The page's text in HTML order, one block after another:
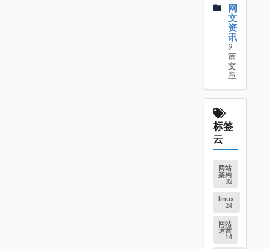
网
文
资
讯
9
篇
文
章
标签
云
网站
架构
32
linux
24
网站
运营
14